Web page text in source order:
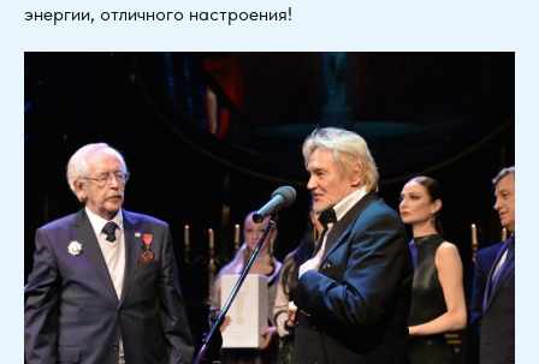
энергии, отличного настроения!